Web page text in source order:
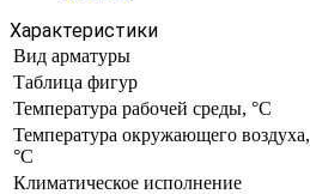
Характеристики
Вид арматуры
Таблица фигур
Температура рабочей среды, °С
Температура окружающего воздуха,
°С
Климатическое исполнение